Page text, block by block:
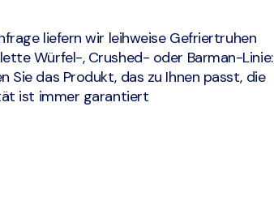
liefern wir leihweise Gefriertruhen
Würfel-, Crushed- oder Barman-Linie:
Sie das Produkt, das zu Ihnen passt, die
ist immer garantiert